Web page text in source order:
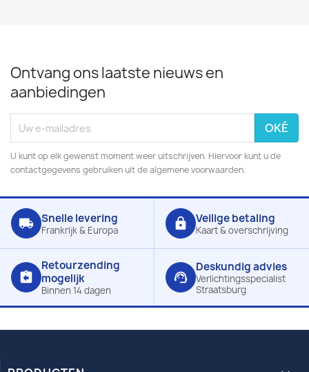
Ontvang ons laatste nieuws en
aanbiedingen
U kunt op elk gewenst moment weer uitschrijven. Hiervoor kunt u de
contactgegevens gebruiken uit de algemene voorwaarden.
local_shipping Snelle levering
Frankrijk & Europa lock Veilige betaling
Kaart & overschrijving
assignment_return
Retourzending
mogelijk
Binnen 14 dagen
support_agent
Deskundig advies
Verlichtingsspecialist
Straatsburg